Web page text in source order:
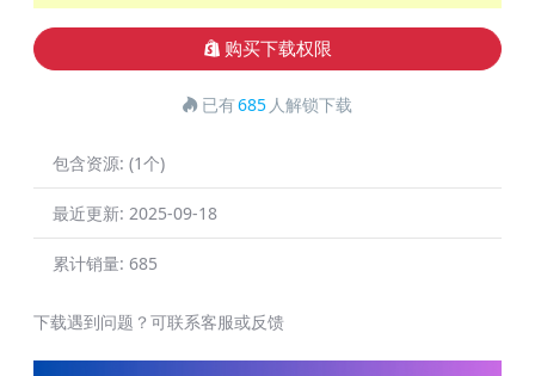
购买下载权限
已有685 人解锁下载
包含资源: (1个)
最近更新: 2025-09-18
累计销量: 685
下载遇到问题？可联系客服或反馈